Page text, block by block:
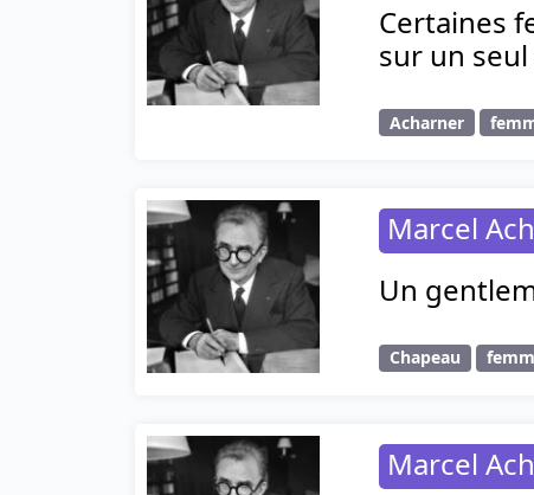
Certaines
sur un
Acharner
Marcel
Un
Chapeau
Marcel